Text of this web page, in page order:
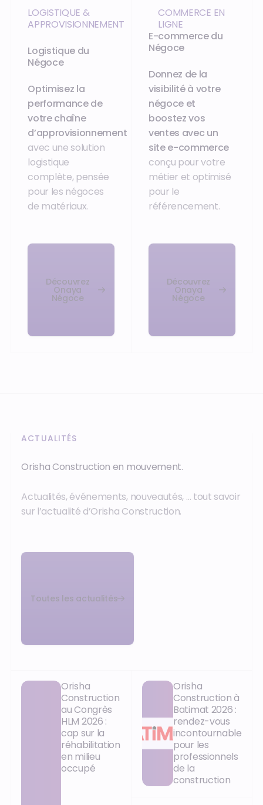
LOGISTIQUE &
APPROVISIONNEMENT
Logistique du
Négoce
Optimisez la
performance de
votre chaîne
d’approvisionnement
avec une solution
logistique
complète, pensée
pour les négoces
de matériaux.
Découvrez
Onaya
Négoce
COMMERCE EN
LIGNE
E-commerce du
Négoce
Donnez de la
visibilité à votre
négoce et
boostez vos
ventes avec un
site e-commerce
conçu pour votre
métier et optimisé
pour le
référencement.
Découvrez
Onaya
Négoce
ACTUALITÉS
Orisha Construction en mouvement.
Actualités, événements, nouveautés, … tout savoir
sur l’actualité d’Orisha Construction.
Toutes les actualités
Orisha
Construction
au Congrès
HLM 2026 :
cap sur la
réhabilitation
en milieu
occupé
Orisha
Construction à
Batimat 2026 :
rendez-vous
incontournable
pour les
professionnels
de la
construction